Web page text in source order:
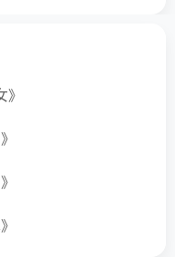
以诸父在东，担心
看不起他，只有姚
十分鄙视他，对姚